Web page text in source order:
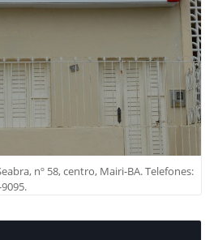
nº 58, centro, Mairi-BA. Telefones: